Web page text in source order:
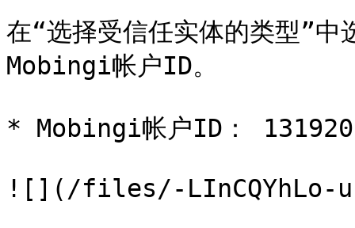
在“选择受信任实体的类型”中
Mobingi帐户ID。
* Mobingi帐户ID：
![](/files/-LInCQYhLo-